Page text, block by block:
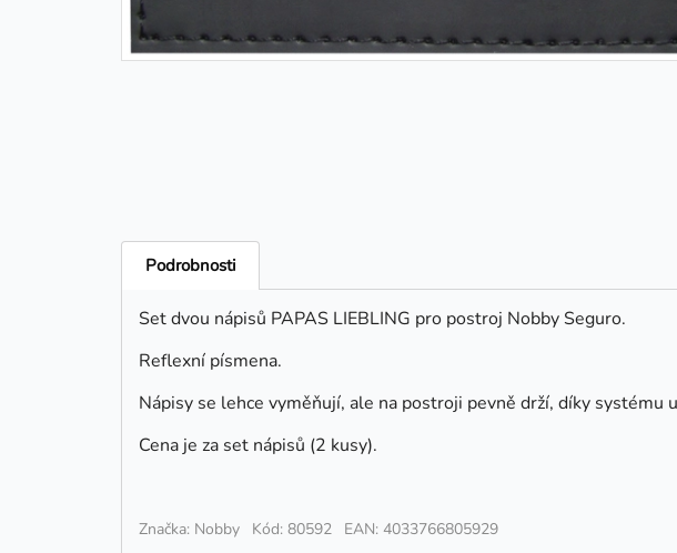
Podrobnosti
Set dvou nápisů PAPAS LIEBLING pro postroj Nobby Seguro.
Reflexní písmena.
Nápisy se lehce vyměňují, ale na postroji pevně drží, díky systému
Cena je za set nápisů (2 kusy).
Značka: Nobby Kód: 80592 EAN: 4033766805929